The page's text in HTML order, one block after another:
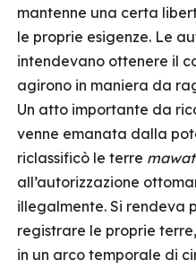
mantenne una certa
le proprie esigenze. Le
intendevano ottenere il
agirono in maniera da
Un atto importante da
venne emanata dalla
riclassificò le terre mawat
all’autorizzazione
illegalmente. Si rendeva
registrare le proprie
in un arco temporale di